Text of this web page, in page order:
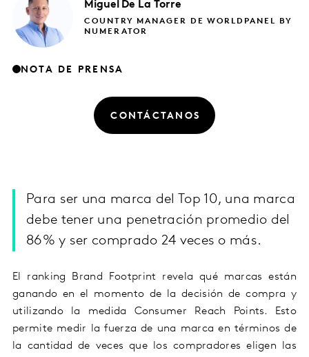
Miguel De La Torre
COUNTRY MANAGER DE WORLDPANEL BY
NUMERATOR
NOTA DE PRENSA
CONTÁCTANOS
Para ser una marca del Top 10, una marca
debe tener una penetración promedio del
86% y ser comprado 24 veces o más.
El ranking Brand Footprint revela qué marcas están
ganando en el momento de la decisión de compra y
utilizando la medida Consumer Reach Points. Esto
permite medir la fuerza de una marca en términos de
la cantidad de veces que los compradores eligen las